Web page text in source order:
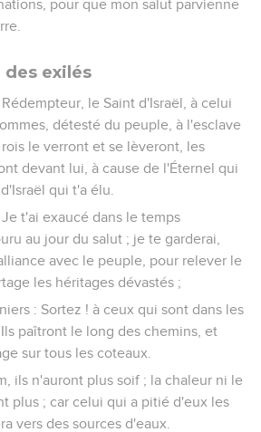
pour que mon salut parvienne
exilés
le Saint d'Israël, à celui
détesté du peuple, à l'esclave
le verront et se lèveront, les
devant lui, à cause de l'Éternel qui
qui t'a élu.
t'ai exaucé dans le temps
au jour du salut ; je te garderai,
avec le peuple, pour relever le
les héritages dévastés ;
: Sortez ! à ceux qui sont dans les
paîtront le long des chemins, et
sur tous les coteaux.
ils n'auront plus soif ; la chaleur ni le
plus ; car celui qui a pitié d'eux les
vers des sources d'eaux.